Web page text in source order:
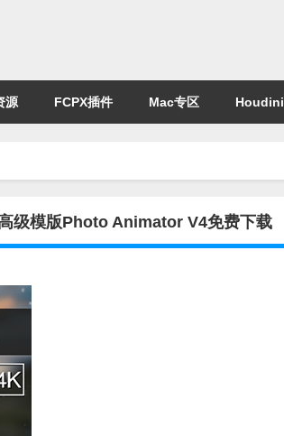
源 FCPX插件 Mac专区 Houdini
级模版Photo Animator V4免费下载